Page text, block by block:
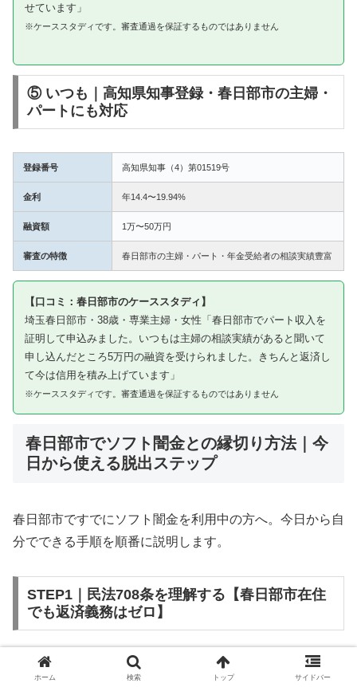
せています」
※ケーススタディです。審査通過を保証するものではありません
⑤ いつも｜高知県知事登録・春日部市の主婦・
パートにも対応
登録番号 高知県知事（4）第01519号
金利 年14.4〜19.94%
融資額 1万〜50万円
審査の特徴 春日部市の主婦・パート・年金受給者の相談実績豊富
【口コミ：春日部市のケーススタディ】
埼玉春日部市・38歳・専業主婦・女性「春日部市でパート収入を
証明して申込みました。いつもは主婦の相談実績があると聞いて
申し込んだところ5万円の融資を受けられました。きちんと返済し
て今は信用を積み上げています」
※ケーススタディです。審査通過を保証するものではありません
春日部市でソフト闇金との縁切り方法｜今
日から使える脱出ステップ
春日部市ですでにソフト闇金を利用中の方へ。今日から自
分でできる手順を順番に説明します。
STEP1｜民法708条を理解する【春日部市在住
でも返済義務はゼロ】
ソフト闇金を含む闇金との金銭消費貸借契約は、公序良俗
ホーム 検索 トップ サイドバー